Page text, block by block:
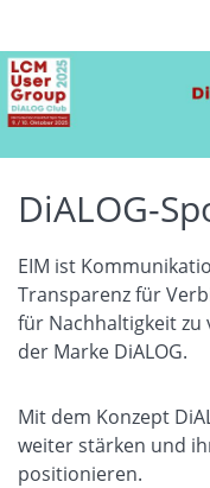
DiALOG-
EIM ist
Transparenz für
für Nachhaltigkeit
der Marke DiALOG.
Mit dem Konzept
weiter stärken und
positionieren.